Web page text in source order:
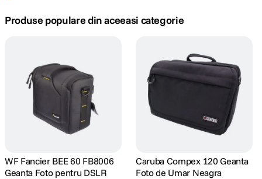
4. peak design
6. lavaliera
. card memorie
ulanzi
9. insta 360
Produse populare din aceeasi categorie
WF Fancier BEE 60 FB8006
Geanta Foto pentru DSLR
Caruba Compex 120 Geanta
Foto de Umar Neagra